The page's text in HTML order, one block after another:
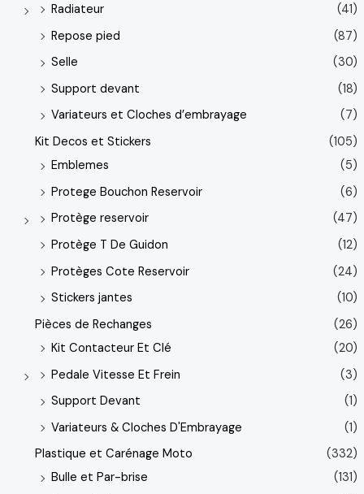
Radiateur
(41)
Repose pied
(87)
Selle
(30)
Support devant
(18)
Variateurs et Cloches d’embrayage
(7)
Kit Decos et Stickers
(105)
Emblemes
(5)
Protege Bouchon Reservoir
(6)
Protège reservoir
(47)
Protège T De Guidon
(12)
Protèges Cote Reservoir
(24)
Stickers jantes
(10)
Pièces de Rechanges
(26)
Kit Contacteur Et Clé
(20)
Pedale Vitesse Et Frein
(3)
Support Devant
(1)
Variateurs & Cloches D'Embrayage
(1)
Plastique et Carénage Moto
(332)
Bulle et Par-brise
(131)